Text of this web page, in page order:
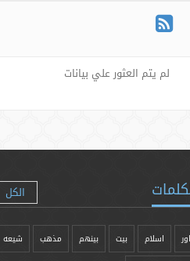
لم يتم العثور علي بيانات
الكل
اور اسلام بیت بينهم مذهب شيعه